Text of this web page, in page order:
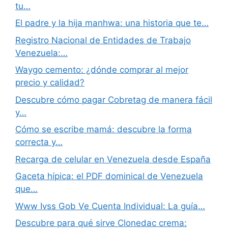
tu…
El padre y la hija manhwa: una historia que te…
Registro Nacional de Entidades de Trabajo
Venezuela:…
Waygo cemento: ¿dónde comprar al mejor
precio y calidad?
Descubre cómo pagar Cobretag de manera fácil
y…
Cómo se escribe mamá: descubre la forma
correcta y…
Recarga de celular en Venezuela desde España
Gaceta hípica: el PDF dominical de Venezuela
que…
Www Ivss Gob Ve Cuenta Individual: La guía…
Descubre para qué sirve Clonedac crema: